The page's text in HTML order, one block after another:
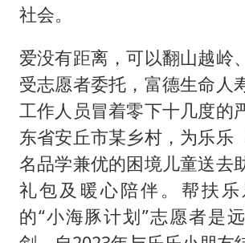
社会。
爱没有距离，可以翻山越岭
受志愿者委托，富德生命人
工作人员冒着零下十几度的
东省安丘市某乡村，为乐乐
名品学兼优的困境儿童送去
礼包及暖心陪伴。帮扶乐
的“小海豚计划”志愿者是